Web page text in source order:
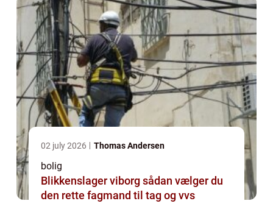
02 july 2026 Thomas Andersen
bolig
Blikkenslager viborg sådan vælger du
den rette fagmand til tag og vvs